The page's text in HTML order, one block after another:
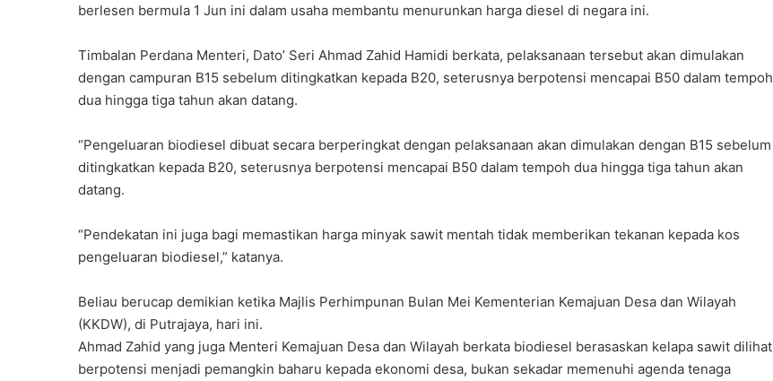
berlesen bermula 1 Jun ini dalam usaha membantu menurunkan harga diesel di negara ini.
Timbalan Perdana Menteri, Dato’ Seri Ahmad Zahid Hamidi berkata, pelaksanaan tersebut akan dimulakan
dengan campuran B15 sebelum ditingkatkan kepada B20, seterusnya berpotensi mencapai B50 dalam tempoh
dua hingga tiga tahun akan datang.
“Pengeluaran biodiesel dibuat secara berperingkat dengan pelaksanaan akan dimulakan dengan B15 sebelum
ditingkatkan kepada B20, seterusnya berpotensi mencapai B50 dalam tempoh dua hingga tiga tahun akan
datang.
“Pendekatan ini juga bagi memastikan harga minyak sawit mentah tidak memberikan tekanan kepada kos
pengeluaran biodiesel,” katanya.
Beliau berucap demikian ketika Majlis Perhimpunan Bulan Mei Kementerian Kemajuan Desa dan Wilayah
(KKDW), di Putrajaya, hari ini.
Ahmad Zahid yang juga Menteri Kemajuan Desa dan Wilayah berkata biodiesel berasaskan kelapa sawit dilihat
berpotensi menjadi pemangkin baharu kepada ekonomi desa, bukan sekadar memenuhi agenda tenaga